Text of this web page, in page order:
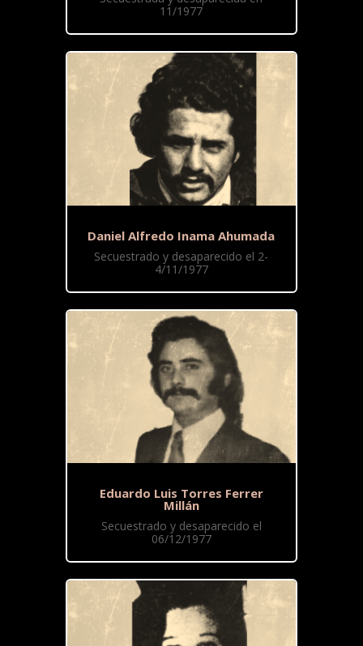
11/1977
Daniel Alfredo Inama Ahumada
Secuestrado y desaparecido el 2-
4/11/1977
Eduardo Luis Torres Ferrer
Millán
Secuestrado y desaparecido el
06/12/1977